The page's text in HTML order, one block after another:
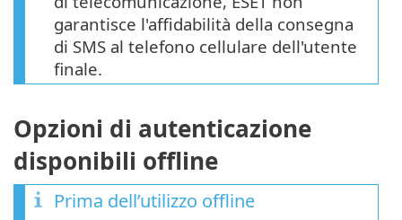
garantisce l'affidabilità della consegna
di SMS al telefono cellulare dell'utente
finale.
Opzioni di autenticazione
disponibili offline
Prima dell’utilizzo offline